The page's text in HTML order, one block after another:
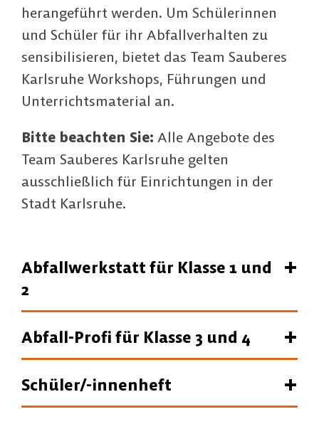
herangeführt werden. Um Schülerinnen
und Schüler für ihr Abfallverhalten zu
sensibilisieren, bietet das Team Sauberes
Karlsruhe Workshops, Führungen und
Unterrichtsmaterial an.
Bitte beachten Sie: Alle Angebote des
Team Sauberes Karlsruhe gelten
ausschließ­lich für Einrich­tun­gen in der
Stadt Karlsruhe.
Abfallwerkstatt für Klasse 1 und
2
Abfall-Profi für Klasse 3 und 4
Schüler/-innenheft